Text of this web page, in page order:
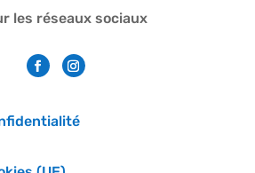
les réseaux sociaux